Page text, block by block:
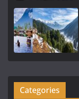
Categories